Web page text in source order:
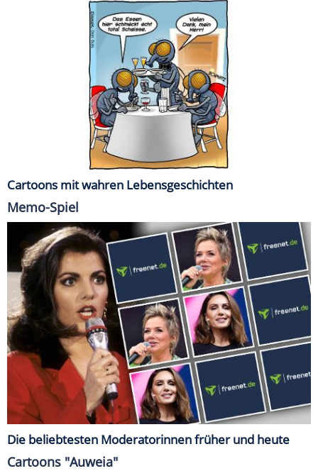
Cartoons mit wahren Lebensgeschichten
Memo-Spiel
Die beliebtesten Moderatorinnen früher und heute
Cartoons "Auweia"